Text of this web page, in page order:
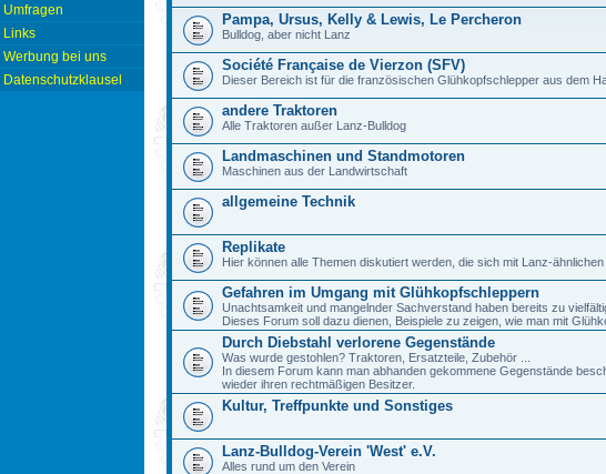
Umfragen
Links
Werbung bei uns
Datenschutzklausel
Pampa, Ursus, Kelly & Lewis, Le Percheron
Bulldog, aber nicht Lanz
Société Française de Vierzon (SFV)
Dieser Bereich ist für die französischen Glühkopfschlepper aus dem
andere Traktoren
Alle Traktoren außer Lanz-Bulldog
Landmaschinen und Standmotoren
Maschinen aus der Landwirtschaft
allgemeine Technik
Replikate
Hier können alle Themen diskutiert werden, die sich mit Lanz-
Gefahren im Umgang mit Glühkopfschleppern
Unachtsamkeit und mangelnder Sachverstand haben bereits zu
Dieses Forum soll dazu dienen, Beispiele zu zeigen, wie man mit
Durch Diebstahl verlorene Gegenstände
Was wurde gestohlen? Traktoren, Ersatzteile, Zubehör ...
In diesem Forum kann man abhanden gekommene Gegenstände
wieder ihren rechtmäßigen Besitzer.
Kultur, Treffpunkte und Sonstiges
Lanz-Bulldog-Verein 'West' e.V.
Alles rund um den Verein